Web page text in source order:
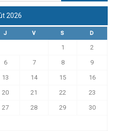
2026
J V S D
1 2
6 7 8 9
13 14 15 16
20 21 22 23
27 28 29 30